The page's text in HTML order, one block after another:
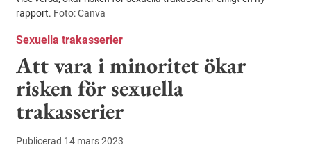
rapport. Foto: Canva
Sexuella trakasserier
Att vara i minoritet ökar
risken för sexuella
trakasserier
Publicerad 14 mars 2023